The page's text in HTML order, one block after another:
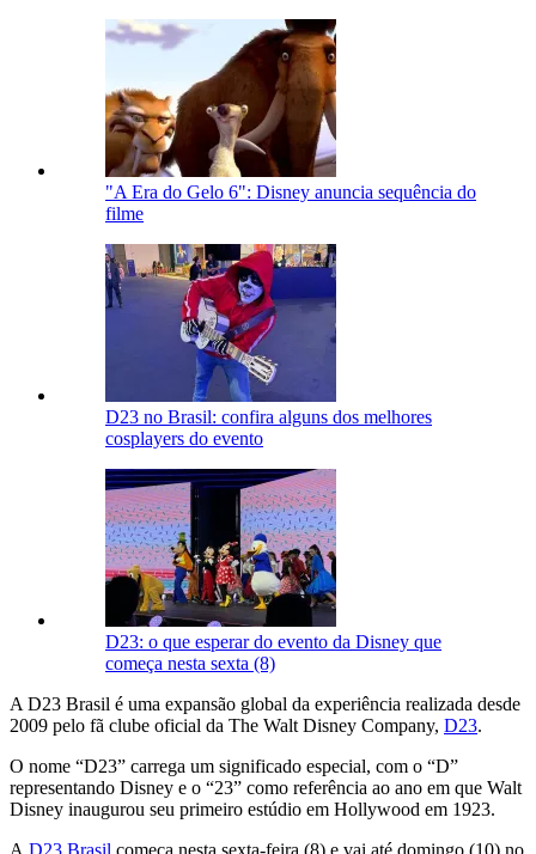
"A Era do Gelo 6": Disney anuncia sequência do
filme
D23 no Brasil: confira alguns dos melhores
cosplayers do evento
D23: o que esperar do evento da Disney que
começa nesta sexta (8)
A D23 Brasil é uma expansão global da experiência realizada desde
2009 pelo fã clube oficial da The Walt Disney Company, D23.
O nome “D23” carrega um significado especial, com o “D”
representando Disney e o “23” como referência ao ano em que Walt
Disney inaugurou seu primeiro estúdio em Hollywood em 1923.
A D23 Brasil começa nesta sexta-feira (8) e vai até domingo (10) no